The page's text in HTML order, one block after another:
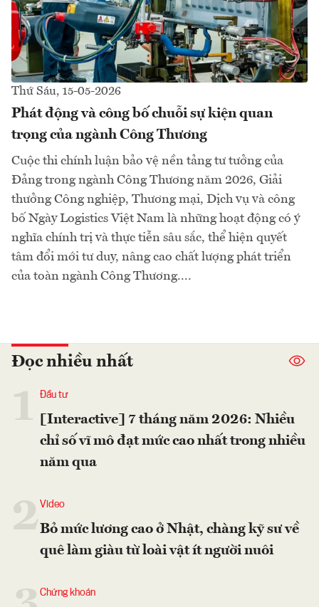
Thứ Sáu, 15-05-2026
Phát động và công bố chuỗi sự kiện quan
trọng của ngành Công Thương
Cuộc thi chính luận bảo vệ nền tảng tư tưởng của
Đảng trong ngành Công Thương năm 2026, Giải
thưởng Công nghiệp, Thương mại, Dịch vụ và công
bố Ngày Logistics Việt Nam là những hoạt động có ý
nghĩa chính trị và thực tiễn sâu sắc, thể hiện quyết
tâm đổi mới tư duy, nâng cao chất lượng phát triển
của toàn ngành Công Thương....
Đọc nhiều nhất
Đầu tư
[Interactive] 7 tháng năm 2026: Nhiều
chỉ số vĩ mô đạt mức cao nhất trong nhiều
năm qua
2Video
Bỏ mức lương cao ở Nhật, chàng kỹ sư về
quê làm giàu từ loài vật ít người nuôi
Chứng khoán